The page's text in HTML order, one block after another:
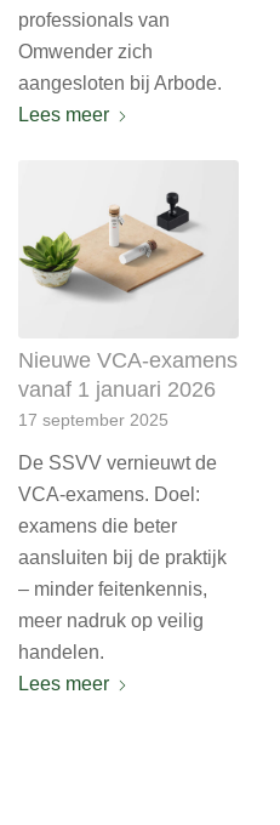
professionals van
Omwender zich
aangesloten bij Arbode.
Lees meer
Nieuwe VCA-examens
vanaf 1 januari 2026
17 september 2025
De SSVV vernieuwt de
VCA-examens. Doel:
examens die beter
aansluiten bij de praktijk
– minder feitenkennis,
meer nadruk op veilig
handelen.
Lees meer